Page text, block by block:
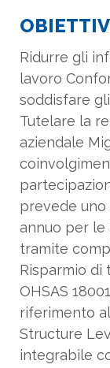
prevede uno
annuo per le
tramite
Risparmio di
OHSAS
riferimento
Structure
integrabile
con il
trasformarli
Acquisire le
dalla
impostare